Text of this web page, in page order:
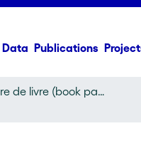
Data Publications
Chapitre de livre (book part)